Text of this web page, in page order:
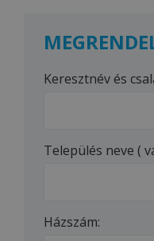
Keresztnév és
Település neve (
Házszám: